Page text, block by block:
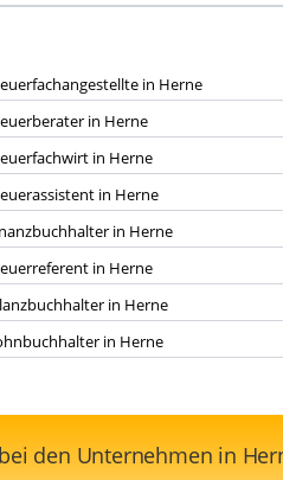
in Herne
in Herne
in Herne
in Herne
in Herne
in Herne
in Herne
in Herne
den Unternehmen in